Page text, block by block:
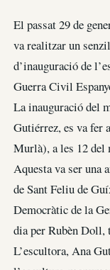
El passat 29 de
va realitzar un
d’inauguració de
Guerra Civil
La inauguració del
Gutiérrez, es va fer
Murlà), a les 12 del
Aquesta va ser una
de Sant Feliu de
Democràtic de la
dia per Rubèn Doll,
L’escultora, Ana